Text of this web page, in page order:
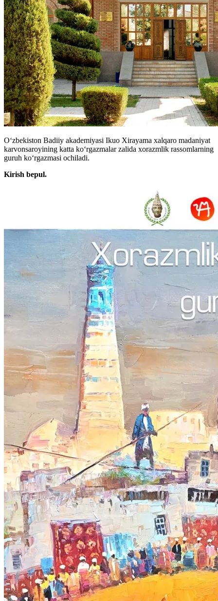
O‘zbekiston Badiiy akademiyasi Ikuo Xirayama xalqaro madaniyat
karvonsaroyining katta ko‘rgazmalar zalida xorazmlik rassomlarning
guruh ko‘rgazmasi ochiladi.
Kirish bepul.